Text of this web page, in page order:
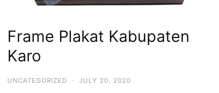
Frame Plakat Kabupaten
Karo
UNCATEGORIZED · JULY 20, 2020